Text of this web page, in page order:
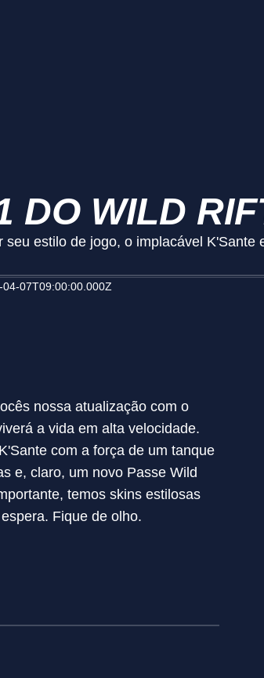
DO WILD
estilo de jogo, o implacável K'Sante
04-07T09:00:00.000Z
nossa atualização com o
a vida em alta velocidade.
com a força de um tanque
e, claro, um novo Passe Wild
temos skins estilosas
Fique de olho.